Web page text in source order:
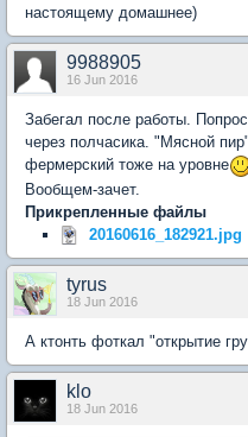
настоящему домашнее)
9988905
16 Jun 2016
Забегал после работы.
через полчасика. "Мясной
фермерский тоже на уровне
Вообщем-зачет.
Прикрепленные файлы
20160616_182921.jpg
tyrus
18 Jun 2016
А ктонть фоткал "открытие
klo
18 Jun 2016